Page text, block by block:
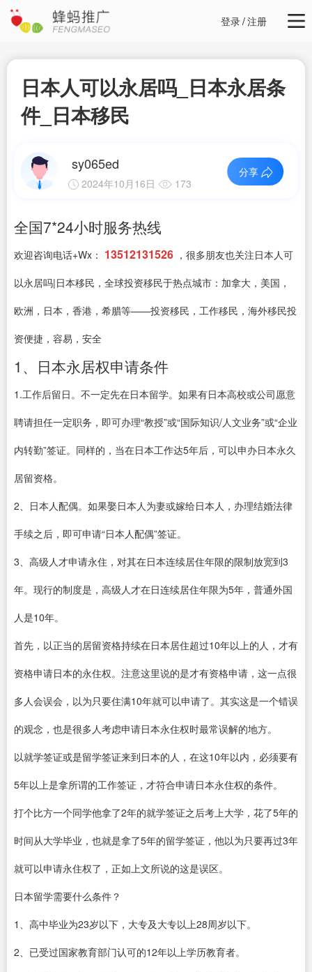
登录/注册
日本人可以永居吗_日本永居条
件_日本移民
sy065ed
2024年10月16日 173
分享
全国7*24小时服务热线
欢迎咨询电话+Wx： 13512131526 ，很多朋友也关注日本人可
以永居吗|日本移民，全球投资移民于热点城市：加拿大，美国，
欧洲，日本，香港，希腊等——投资移民，工作移民，海外移民投
资便捷，容易，安全
1、日本永居权申请条件
1.工作后留日。不一定先在日本留学。如果有日本高校或公司愿意
聘请担任一定职务，即可办理“教授”或“国际知识/人文业务”或“企业
内转勤”签证。同样的，当在日本工作达5年后，可以申办日本永久
居留资格。
2、日本人配偶。如果娶日本人为妻或嫁给日本人，办理结婚法律
手续之后，即可申请“日本人配偶”签证。
3、高级人才申请永住，对其在日本连续居住年限的限制放宽到3
年。现行的制度是，高级人才在日连续居住年限为5年，普通外国
人是10年。
首先，以正当的居留资格持续在日本居住超过10年以上的人，才有
资格申请日本的永住权。注意这里说的是才有资格申请，这一点很
多人会误会，以为只要住满10年就可以申请了。其实这是一个错误
的观念，也是很多人考虑申请日本永住权时最常误解的地方。
以就学签证或是留学签证来到日本的人，在这10年以内，必须要有
5年以上是拿所谓的工作签证，才符合申请日本永住权的条件。
打个比方一个同学他拿了2年的就学签证之后考上大学，花了5年的
时间从大学毕业，也就是拿了5年的留学签证，他以为只要再过3年
就可以申请永住权了，正如上文所说的这是误区。
日本留学需要什么条件？
1、高中毕业为23岁以下，大专及大专以上28周岁以下。
2、已受过国家教育部门认可的12年以上学历教育者。